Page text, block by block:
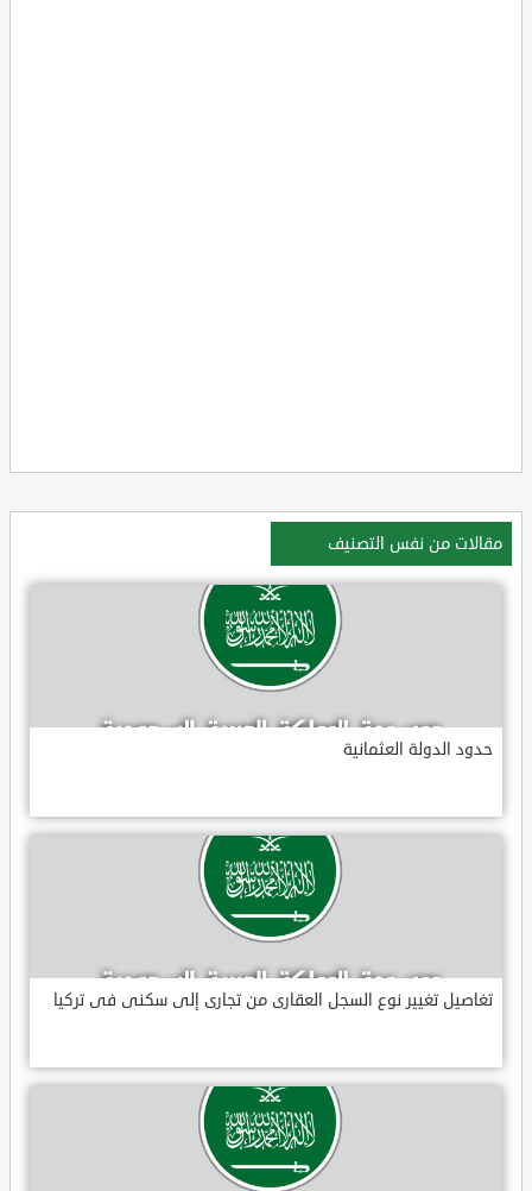
مقالات من نفس التصنيف
حدود الدولة العثمانية
تغاصيل تغيير نوع السجل العقارى من تجارى إلى سكنى فى تركيا